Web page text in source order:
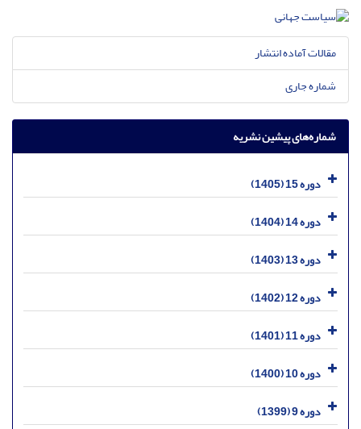
مقالات آماده انتشار
شماره جاری
شماره‌های پیشین نشریه
دوره 15 (1405)
دوره 14 (1404)
دوره 13 (1403)
دوره 12 (1402)
دوره 11 (1401)
دوره 10 (1400)
دوره 9 (1399)